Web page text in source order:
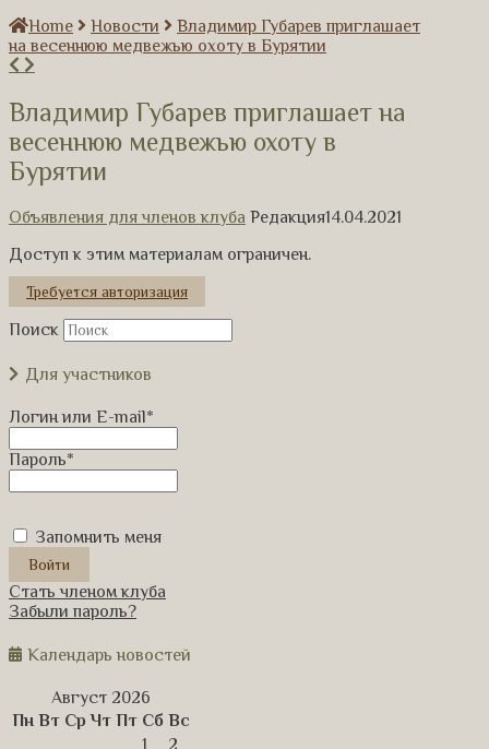
Home
Новости
Владимир Губарев приглашает
на весеннюю медвежью охоту в Бурятии
Владимир Губарев приглашает на
весеннюю медвежью охоту в
Бурятии
Объявления для членов клуба Редакция14.04.2021
Доступ к этим материалам ограничен.
Требуется авторизация
Поиск
Для участников
Логин или E-mail*
Пароль*
Запомнить меня
Стать членом клуба
Забыли пароль?
Календарь новостей
Август 2026
Пн Вт Ср Чт Пт Сб Вс
1
2